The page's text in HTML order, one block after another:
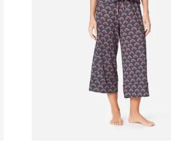
GG